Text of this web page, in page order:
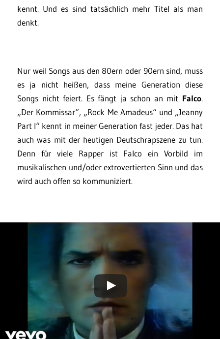
kennt. Und es sind tatsächlich mehr Titel als man
denkt.
Nur weil Songs aus den 80ern oder 90ern sind, muss
es ja nicht heißen, dass meine Generation diese
Songs nicht feiert. Es fängt ja schon an mit Falco.
„Der Kommissar“, „Rock Me Amadeus“ und „Jeanny
Part I“ kennt in meiner Generation fast jeder. Das hat
auch was mit der heutigen Deutschrapszene zu tun.
Denn für viele Rapper ist Falco ein Vorbild im
musikalischen und/oder extrovertierten Sinn und das
wird auch offen so kommuniziert.